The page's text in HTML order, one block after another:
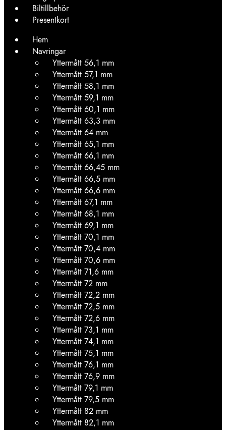
Biltillbehör
Presentkort
Hem
Navringar
Yttermått 56,1 mm
Yttermått 57,1 mm
Yttermått 58,1 mm
Yttermått 59,1 mm
Yttermått 60,1 mm
Yttermått 63,3 mm
Yttermått 64 mm
Yttermått 65,1 mm
Yttermått 66,1 mm
Yttermått 66,45 mm
Yttermått 66,5 mm
Yttermått 66,6 mm
Yttermått 67,1 mm
Yttermått 68,1 mm
Yttermått 69,1 mm
Yttermått 70,1 mm
Yttermått 70,4 mm
Yttermått 70,6 mm
Yttermått 71,6 mm
Yttermått 72 mm
Yttermått 72,2 mm
Yttermått 72,5 mm
Yttermått 72,6 mm
Yttermått 73,1 mm
Yttermått 74,1 mm
Yttermått 75,1 mm
Yttermått 76,1 mm
Yttermått 76,9 mm
Yttermått 79,1 mm
Yttermått 79,5 mm
Yttermått 82 mm
Yttermått 82,1 mm